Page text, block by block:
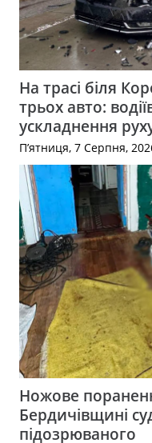
На трасі біля
трьох авто:
ускладнення
П’ятниця, 7 Серпня,
Ножове
Бердичівщині
підозрюваного